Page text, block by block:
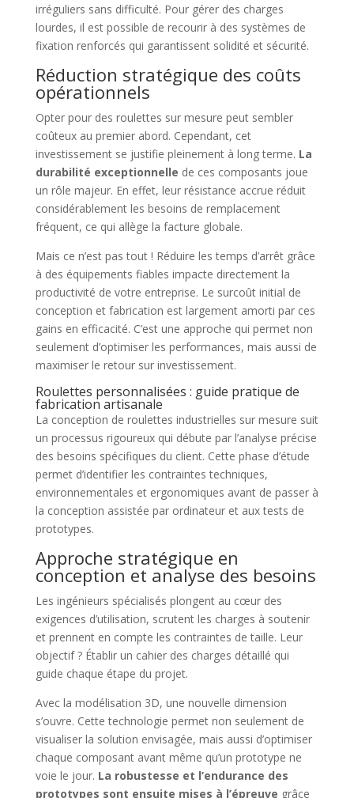
irréguliers sans difficulté. Pour gérer des charges
lourdes, il est possible de recourir à des systèmes de
fixation renforcés qui garantissent solidité et sécurité.
Réduction stratégique des coûts
opérationnels
Opter pour des roulettes sur mesure peut sembler
coûteux au premier abord. Cependant, cet
investissement se justifie pleinement à long terme. La
durabilité exceptionnelle de ces composants joue
un rôle majeur. En effet, leur résistance accrue réduit
considérablement les besoins de remplacement
fréquent, ce qui allège la facture globale.
Mais ce n’est pas tout ! Réduire les temps d’arrêt grâce
à des équipements fiables impacte directement la
productivité de votre entreprise. Le surcoût initial de
conception et fabrication est largement amorti par ces
gains en efficacité. C’est une approche qui permet non
seulement d’optimiser les performances, mais aussi de
maximiser le retour sur investissement.
Roulettes personnalisées : guide pratique de
fabrication artisanale
La conception de roulettes industrielles sur mesure suit
un processus rigoureux qui débute par l’analyse précise
des besoins spécifiques du client. Cette phase d’étude
permet d’identifier les contraintes techniques,
environnementales et ergonomiques avant de passer à
la conception assistée par ordinateur et aux tests de
prototypes.
Approche stratégique en
conception et analyse des besoins
Les ingénieurs spécialisés plongent au cœur des
exigences d’utilisation, scrutent les charges à soutenir
et prennent en compte les contraintes de taille. Leur
objectif ? Établir un cahier des charges détaillé qui
guide chaque étape du projet.
Avec la modélisation 3D, une nouvelle dimension
s’ouvre. Cette technologie permet non seulement de
visualiser la solution envisagée, mais aussi d’optimiser
chaque composant avant même qu’un prototype ne
voie le jour. La robustesse et l’endurance des
prototypes sont ensuite mises à l’épreuve grâce